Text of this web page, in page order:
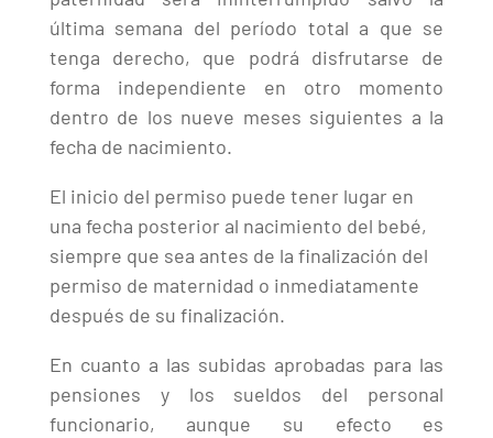
última semana del período total a que se
tenga derecho, que podrá disfrutarse de
forma independiente en otro momento
dentro de los nueve meses siguientes a la
fecha de nacimiento.
El inicio del permiso puede tener lugar en
una fecha posterior al nacimiento del bebé,
siempre que sea antes de la finalización del
permiso de maternidad o inmediatamente
después de su finalización.
En cuanto a las subidas aprobadas para las
pensiones y los sueldos del personal
funcionario, aunque su efecto es